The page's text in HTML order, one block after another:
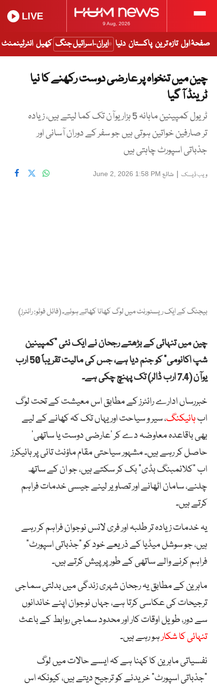
9 Aug, 2026
LIVE
صفحۂ اول تازہ ترین پاکستان دنیا ایران-اسرائیل جنگ کھیل انٹرٹینمنٹ
چین میں تنخواہ پر عارضی دوست رکھنے کا نیا
ٹرینڈ آ گیا
ٹریول کمپینین ماہانہ 5 ہزار یوآن تک کما لیتے ہیں، زیادہ
تر صارفین خواتین ہوتی ہیں جو سفر کے دوران آسانی اور
جذباتی اسپورٹ چاہتی ہیں
ویب ڈیسک | شائع June 2, 2026 1:58 PM
بیجنگ کے ایک ریسٹورنٹ میں لوگ کھانا کھاتے ہوئے۔ (فائل فوٹو: رائٹرز)
چین میں تنہائی کے بڑھتے رجحان نے ایک نئی “کمپینین
شپ اکانومی” کو جنم دیا ہے، جس کی مالیت تقریباً 50 ارب
یوآن (7.4 ارب ڈالر) تک پہنچ چکی ہے۔
خبررساں ادارے رائٹرز کے مطابق اس معیشت کے تحت لوگ
ابہائیکنگ، سیر و سیاحت اور یہاں تک کہ کھانے کے لیے
بھی باقاعدہ معاوضہ دے کر ‘عارضی دوست یا ساتھی’
حاصل کر رہے ہیں۔ مشہور سیاحتی مقام ماؤنٹ تائی پر ہائیکرز
اب “کلائمبنگ بڈی” بک کر سکتے ہیں، جو ان کے ساتھ
چلنے، سامان اٹھانے اور تصاویر لینے جیسی خدمات فراہم
کرتے ہیں۔
یہ خدمات زیادہ تر طلبہ اور فری لانس نوجوان فراہم کر رہے
ہیں، جو سوشل میڈیا کے ذریعے خود کو “جذباتی اسپورٹ”
فراہم کرنے والے ساتھی کے طور پر پیش کرتے ہیں۔
ماہرین کے مطابق یہ رجحان شہری زندگی میں بدلتی سماجی
ترجیحات کی عکاسی کرتا ہے، جہاں نوجوان اپنے خاندانوں
سے دور، طویل اوقات کار اور محدود سماجی روابط کے باعث
تنہائی کا شکارہو رہے ہیں۔
نفسیاتی ماہرین کا کہنا ہے کہ ایسے حالات میں لوگ
“جذباتی اسپورٹ” خریدنے کو ترجیح دیتے ہیں، کیونکہ اس